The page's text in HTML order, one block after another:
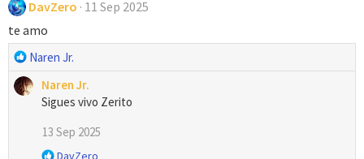
s
:
c
o
e
s
DavZero 11 Sep 2025
te amo
R
a
Naren Jr.
Naren Jr.
Sigues vivo Zerito
13 Sep 2025
R
DavZero